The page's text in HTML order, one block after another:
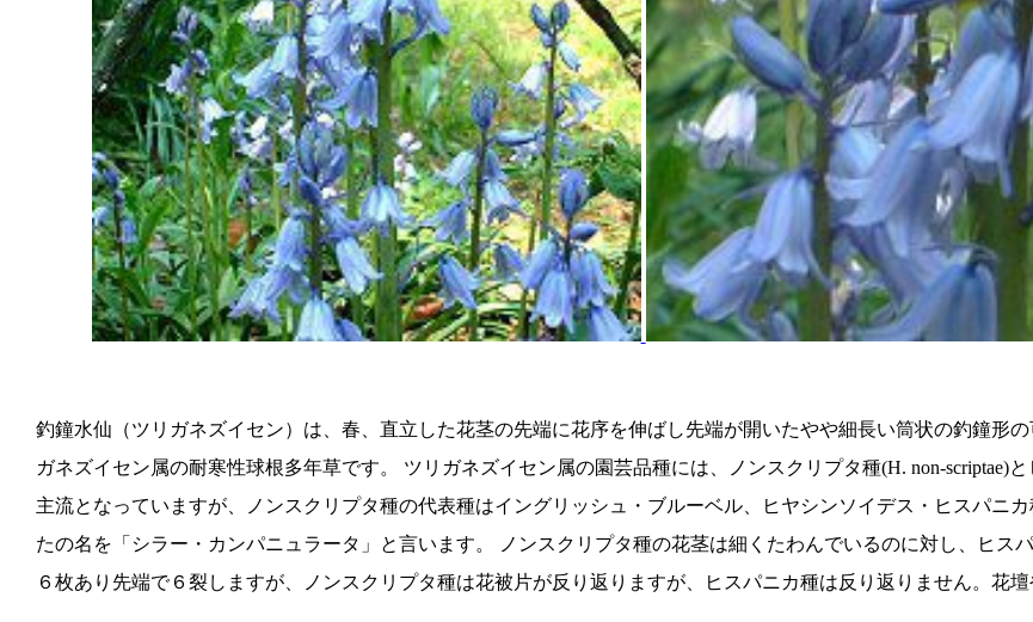
釣鐘水仙（ツリガネズイセン）は、春、直立した花茎の先端に花序を伸ばし先端が開いたやや細長い筒状の釣鐘形
ガネズイセン属の耐寒性球根多年草です。 ツリガネズイセン属の園芸品種には、ノンスクリプタ種(H. non-scriptae)
主流となっていますが、ノンスクリプタ種の代表種はイングリッシュ・ブルーベル、ヒヤシンソイデス・ヒスパニ
たの名を「シラー・カンパニュラータ」と言います。 ノンスクリプタ種の花茎は細くたわんでいるのに対し、ヒス
６枚あり先端で６裂しますが、ノンスクリプタ種は花被片が反り返りますが、ヒスパニカ種は反り返りません。花